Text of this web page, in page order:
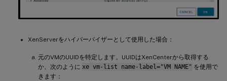
XenServerをハイパーバイザーとして使用した場合：
元のVMのUUIDを特定します。UUIDはXenCenterから取得する
か、次のように xe vm-list name-label="VM NAME" を使用で
きます：